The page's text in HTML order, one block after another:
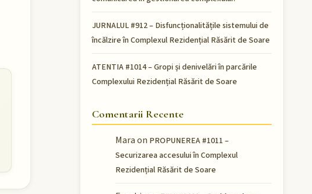
JURNALUL #912 – Disfuncționalitățile sistemului de
încălzire în Complexul Rezidențial Răsărit de Soare
ATENTIA #1014 – Gropi și denivelări în parcările
Complexului Rezidențial Răsărit de Soare
Comentarii Recente
Maraon PROPUNEREA #1011 –
Securizarea accesului în Complexul
Rezidențial Răsărit de Soare